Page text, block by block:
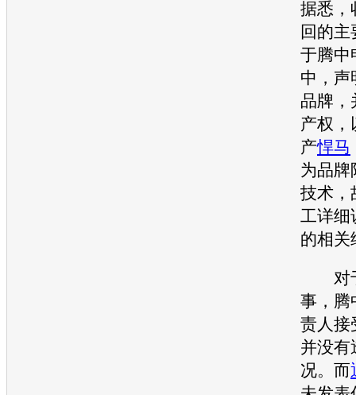
据悉，
回的
于腾中
中，声
品牌，
产权，
产悍马
为品牌
技术，
工详细
的相关
对于
事，腾
责人接
并没有
况。而